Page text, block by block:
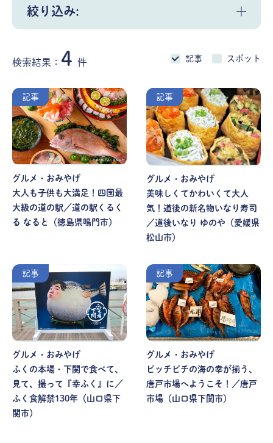
絞り込み:
検索結果： 4 件 記事 スポット
記事
グルメ・おみやげ
大人も子供も大満足！四国最
大級の道の駅／道の駅くるく
る なると（徳島県鳴門市）
記事
グルメ・おみやげ
美味しくてかわいくて大人
気！道後の新名物いなり寿司
／道後いなり ゆのや（愛媛県
松山市）
記事
グルメ・おみやげ
ふくの本場・下関で食べて、
見て、撮って『幸ふく』に／
ふく食解禁130年（山口県下
関市）
記事
グルメ・おみやげ
ピッチピチの海の幸が揃う、
唐戸市場へようこそ！／唐戸
市場（山口県下関市）